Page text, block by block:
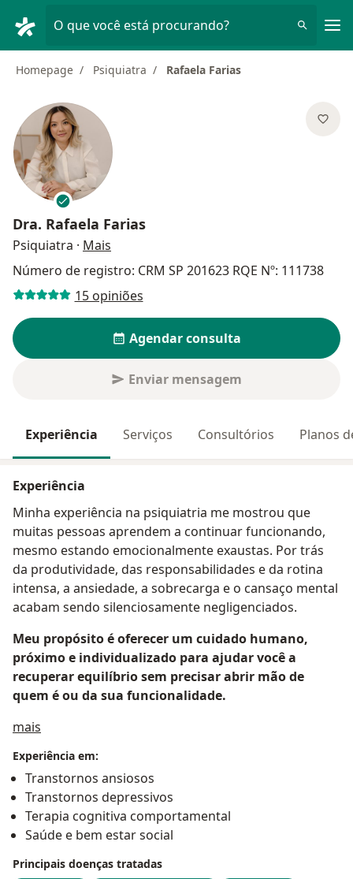
O que você está procurando?
Homepage Psiquiatra Rafaela Farias
Dra. Rafaela Farias
Psiquiatra · Mais
Número de registro: CRM SP 201623 RQE Nº: 111738
15 opiniões
Agendar consulta
Enviar mensagem
Experiência Serviços Consultórios Planos
Experiência
Minha experiência na psiquiatria me mostrou que
muitas pessoas aprendem a continuar funcionando,
mesmo estando emocionalmente exaustas. Por trás
da produtividade, das responsabilidades e da rotina
intensa, a ansiedade, a sobrecarga e o cansaço mental
acabam sendo silenciosamente negligenciados.
Meu propósito é oferecer um cuidado humano,
próximo e individualizado para ajudar você a
recuperar equilíbrio sem precisar abrir mão de
quem é ou da sua funcionalidade.
mais
Experiência em:
Transtornos ansiosos
Transtornos depressivos
Terapia cognitiva comportamental
Saúde e bem estar social
Principais doenças tratadas